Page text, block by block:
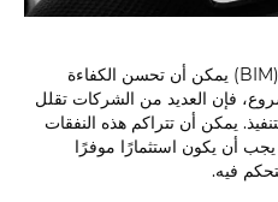
في حين أن نمذجة معلومات البناء (BIM) يمكن أن تحسن الكفاءة
فإن العديد من الشركات تقلل
يمكن أن تتراكم هذه النفقات
أن يكون استثمارًا موفرًا
فيه.